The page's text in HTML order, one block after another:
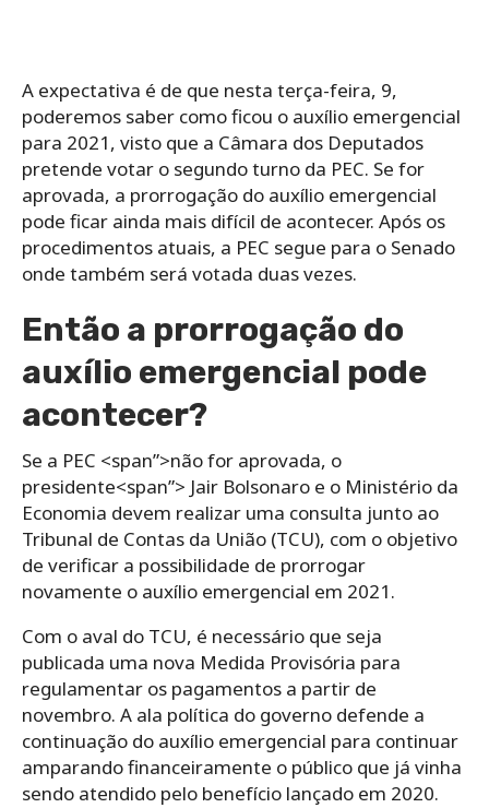
A expectativa é de que nesta terça-feira, 9,
poderemos saber como ficou o auxílio emergencial
para 2021, visto que a Câmara dos Deputados
pretende votar o segundo turno da PEC. Se for
aprovada, a prorrogação do auxílio emergencial
pode ficar ainda mais difícil de acontecer. Após os
procedimentos atuais, a PEC segue para o Senado
onde também será votada duas vezes.
Então a prorrogação do
auxílio emergencial pode
acontecer?
Se a PEC <span”>não for aprovada, o
presidente<span”> Jair Bolsonaro e o Ministério da
Economia devem realizar uma consulta junto ao
Tribunal de Contas da União (TCU), com o objetivo
de verificar a possibilidade de prorrogar
novamente o auxílio emergencial em 2021.
Com o aval do TCU, é necessário que seja
publicada uma nova Medida Provisória para
regulamentar os pagamentos a partir de
novembro. A ala política do governo defende a
continuação do auxílio emergencial para continuar
amparando financeiramente o público que já vinha
sendo atendido pelo benefício lançado em 2020.